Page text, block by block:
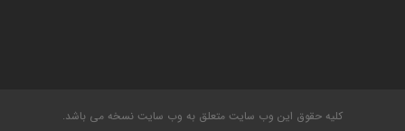
کلیه حقوق این وب سایت متعلق به وب سایت نسخه می باشد.